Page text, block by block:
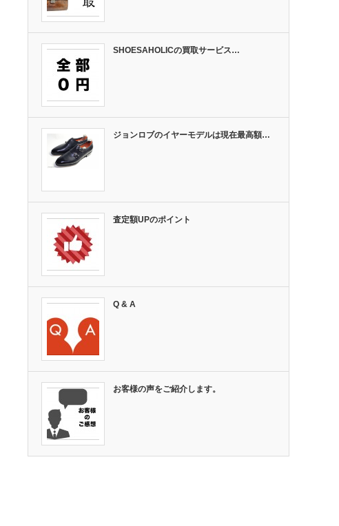
SHOESAHOLICの買取サービス…
ジョンロブのイヤーモデルは現在最高額…
査定額UPのポイント
Q & A
お客様の声をご紹介します。